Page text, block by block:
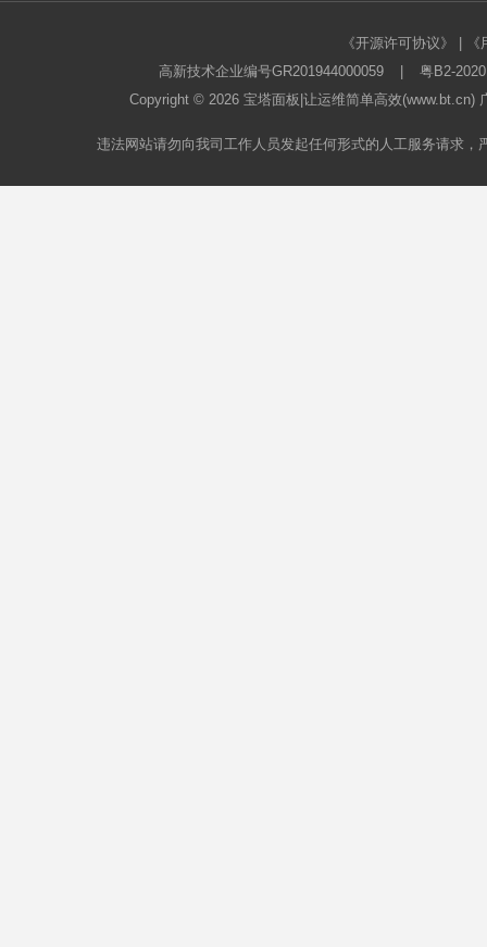
《开源许可协议》
高新技术企业编号GR201944000059
粤B2-
Copyright © 2026 宝塔面板 |让运维简单高效
违法网站请勿向我司工作人员发起任何形式的人工服务请求，